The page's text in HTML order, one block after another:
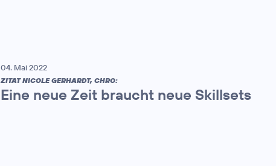
04. Mai 2022
ZITAT NICOLE GERHARDT, CHRO:
Eine neue Zeit braucht neue Skillsets